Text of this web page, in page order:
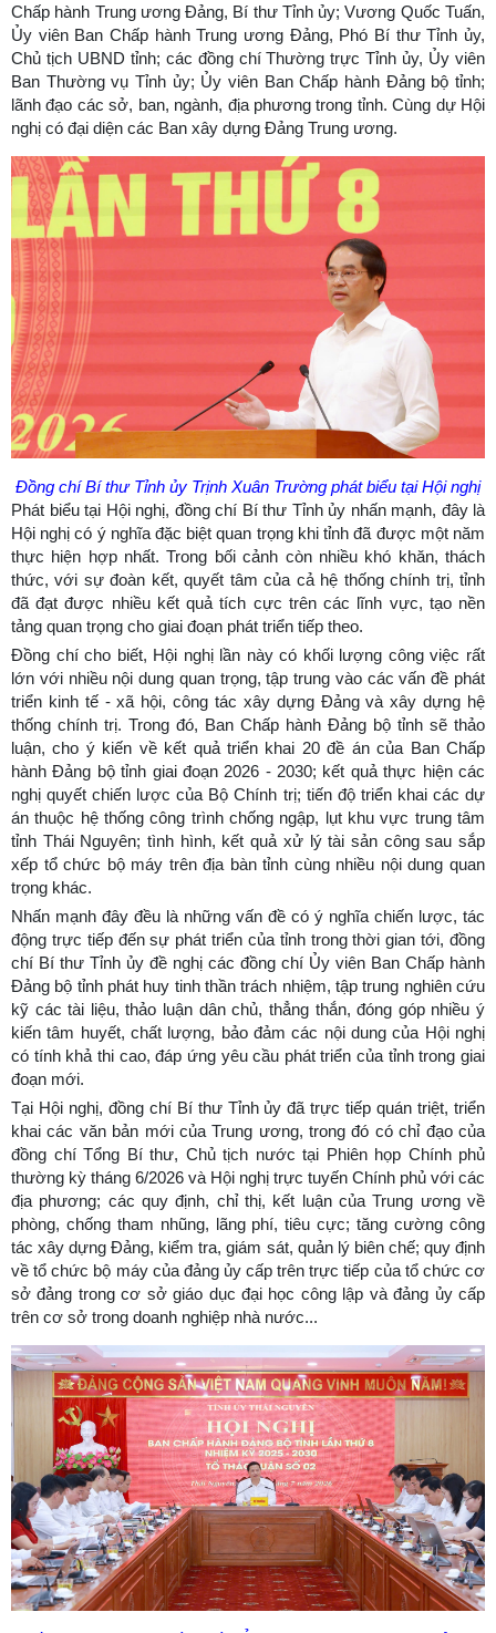
Chấp hành Trung ương Đảng, Bí thư Tỉnh ủy; Vương Quốc Tuấn,
Ủy viên Ban Chấp hành Trung ương Đảng, Phó Bí thư Tỉnh ủy,
Chủ tịch UBND tỉnh; các đồng chí Thường trực Tỉnh ủy, Ủy viên
Ban Thường vụ Tỉnh ủy; Ủy viên Ban Chấp hành Đảng bộ tỉnh;
lãnh đạo các sở, ban, ngành, địa phương trong tỉnh. Cùng dự Hội
nghị có đại diện các Ban xây dựng Đảng Trung ương.
Đồng chí Bí thư Tỉnh ủy Trịnh Xuân Trường phát biểu tại Hội nghị
Phát biểu tại Hội nghị, đồng chí Bí thư Tỉnh ủy nhấn mạnh, đây là
Hội nghị có ý nghĩa đặc biệt quan trọng khi tỉnh đã được một năm
thực hiện hợp nhất. Trong bối cảnh còn nhiều khó khăn, thách
thức, với sự đoàn kết, quyết tâm của cả hệ thống chính trị, tỉnh
đã đạt được nhiều kết quả tích cực trên các lĩnh vực, tạo nền
tảng quan trọng cho giai đoạn phát triển tiếp theo.
Đồng chí cho biết, Hội nghị lần này có khối lượng công việc rất
lớn với nhiều nội dung quan trọng, tập trung vào các vấn đề phát
triển kinh tế - xã hội, công tác xây dựng Đảng và xây dựng hệ
thống chính trị. Trong đó, Ban Chấp hành Đảng bộ tỉnh sẽ thảo
luận, cho ý kiến về kết quả triển khai 20 đề án của Ban Chấp
hành Đảng bộ tỉnh giai đoạn 2026 - 2030; kết quả thực hiện các
nghị quyết chiến lược của Bộ Chính trị; tiến độ triển khai các dự
án thuộc hệ thống công trình chống ngập, lụt khu vực trung tâm
tỉnh Thái Nguyên; tình hình, kết quả xử lý tài sản công sau sắp
xếp tổ chức bộ máy trên địa bàn tỉnh cùng nhiều nội dung quan
trọng khác.
Nhấn mạnh đây đều là những vấn đề có ý nghĩa chiến lược, tác
động trực tiếp đến sự phát triển của tỉnh trong thời gian tới, đồng
chí Bí thư Tỉnh ủy đề nghị các đồng chí Ủy viên Ban Chấp hành
Đảng bộ tỉnh phát huy tinh thần trách nhiệm, tập trung nghiên cứu
kỹ các tài liệu, thảo luận dân chủ, thẳng thắn, đóng góp nhiều ý
kiến tâm huyết, chất lượng, bảo đảm các nội dung của Hội nghị
có tính khả thi cao, đáp ứng yêu cầu phát triển của tỉnh trong giai
đoạn mới.
Tại Hội nghị, đồng chí Bí thư Tỉnh ủy đã trực tiếp quán triệt, triển
khai các văn bản mới của Trung ương, trong đó có chỉ đạo của
đồng chí Tổng Bí thư, Chủ tịch nước tại Phiên họp Chính phủ
thường kỳ tháng 6/2026 và Hội nghị trực tuyến Chính phủ với các
địa phương; các quy định, chỉ thị, kết luận của Trung ương về
phòng, chống tham nhũng, lãng phí, tiêu cực; tăng cường công
tác xây dựng Đảng, kiểm tra, giám sát, quản lý biên chế; quy định
về tổ chức bộ máy của đảng ủy cấp trên trực tiếp của tổ chức cơ
sở đảng trong cơ sở giáo dục đại học công lập và đảng ủy cấp
trên cơ sở trong doanh nghiệp nhà nước...